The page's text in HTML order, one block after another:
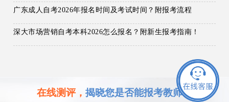
广东成人自考2026年报名时间及考试时间？附报考流程
深大市场营销自考本科2026怎么报名？附新生报考指南！
在线测评， 揭晓您是否能报考教师证